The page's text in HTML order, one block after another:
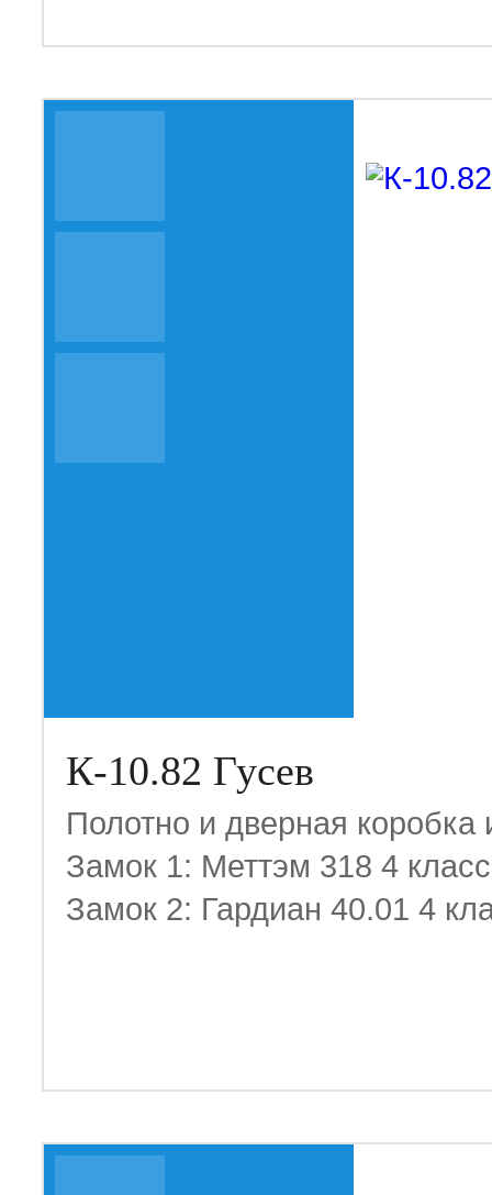
К-10.82 Гусев
Полотно и дверная коробка
Замок 1: Меттэм 318 4 класс
Замок 2: Гардиан 40.01 4